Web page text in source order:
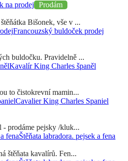
na prodej
Prodám
Bišonek, vše v ...
Francouzský buldoček prodej
buldočku. Pravidelně ...
Kavalír King Charles španěl
to čistokrevní mamin...
Cavalier King Charles Spaniel
prodáme pejsky /kluk...
Štěňata labradora. pejsek a fena
štěňata kavalírů. Fen...